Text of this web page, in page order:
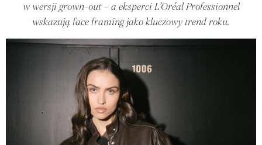
w wersji grown-out – a eksperci L’Oréal Professionnel
wskazują face framing jako kluczowy trend roku.